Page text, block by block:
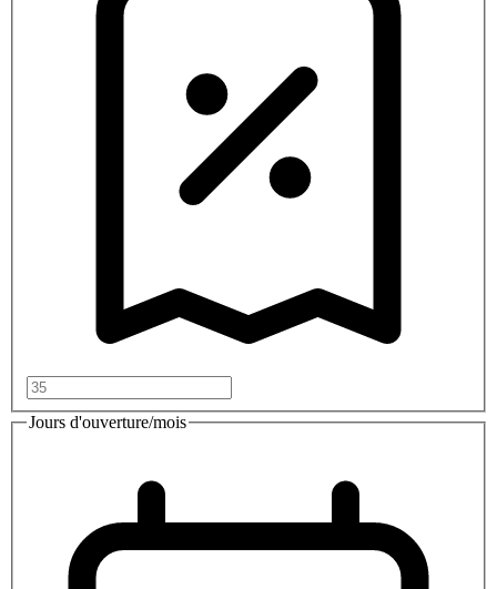
Jours d'ouverture/mois